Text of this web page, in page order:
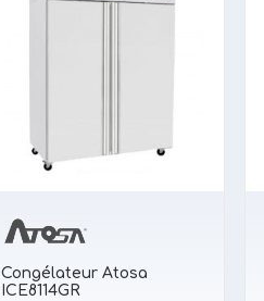
Congélateur Atosa
ICE8114GR